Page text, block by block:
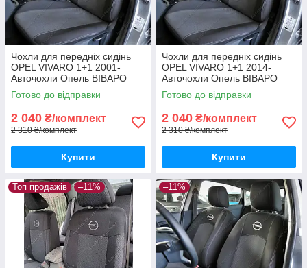
Чохли для передніх сидінь
OPEL VIVARO 1+1 2001-
Авточохли Опель ВІВАРО
(передні) 2001-2014
Готово до відправки
2 040 ₴/комплект
2 310 ₴/комплект
Купити
Чохли для передніх сидінь
OPEL VIVARO 1+1 2014-
Авточохли Опель ВІВАРО
(передні) з 2014-
Готово до відправки
2 040 ₴/комплект
2 310 ₴/комплект
Купити
Топ продажів –11% –11%